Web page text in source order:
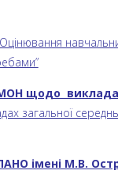
щодо
загальної
імені М.В.